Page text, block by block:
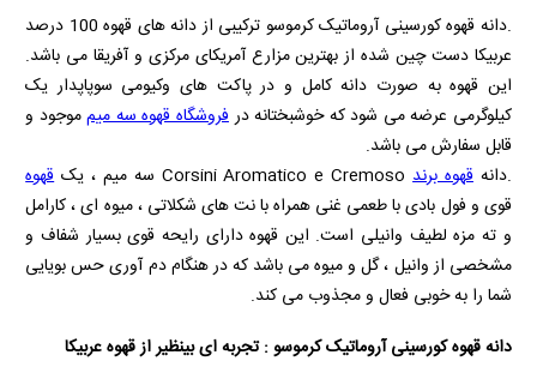
.دانه قهوه کورسینی آروماتیک کرموسو ترکیبی از دانه های قهوه 100 درصد
عربیکا دست چین شده از بهترین مزارع آمریکای مرکزی و آفریقا می باشد.
این قهوه به صورت دانه کامل و در پاکت های وکیومی سوپاپدار یک
کیلوگرمی عرضه می شود که خوشبختانه درفروشگاه قهوه سه میمموجود و
قابل سفارش می باشد.
.دانهقهوه برند Corsini Aromatico e Cremoso سه میم ، یکقهوه
قوی و فول بادی با طعمی غنی همراه با نت های شکلاتی ، میوه ای ، کارامل
و ته مزه لطیف وانیلی است. این قهوه دارای رایحه قوی بسیار شفاف و
مشخصی از وانیل ، گل و میوه می باشد که در هنگام دم آوری حس بویایی
شما را به خوبی فعال و مجذوب می کند.
دانه قهوه کورسینی آروماتیک کرموسو : تجربه ای بینظیر از قهوه عربیکا